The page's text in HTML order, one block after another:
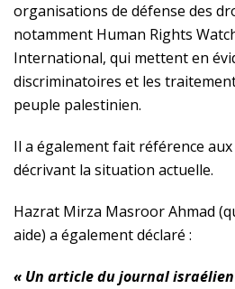
organisations de défense des
notamment Human Rights
International, qui mettent en
discriminatoires et les
peuple palestinien.
Il a également fait référence
décrivant la situation actuelle.
Hazrat Mirza Masroor Ahmad
aide) a également déclaré :
« Un article du journal